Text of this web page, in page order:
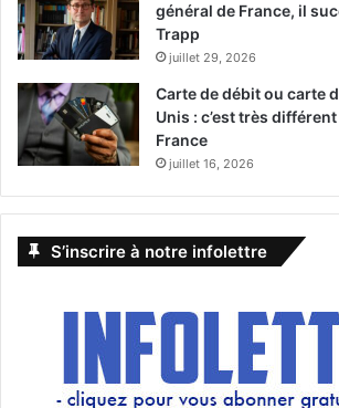
général de France, il
Trapp
juillet 29, 2026
Carte de débit ou carte
Unis : c’est très
France
juillet 16, 2026
S’inscrire à notre infolettre